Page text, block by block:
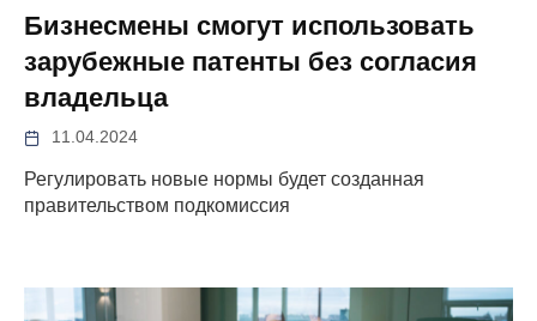
Бизнесмены смогут использовать
зарубежные патенты без согласия
владельца
11.04.2024
Регулировать новые нормы будет созданная
правительством подкомиссия